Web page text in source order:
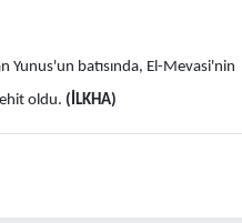
Yunus'un batısında, El-Mevasi'nin
oldu. (İLKHA)